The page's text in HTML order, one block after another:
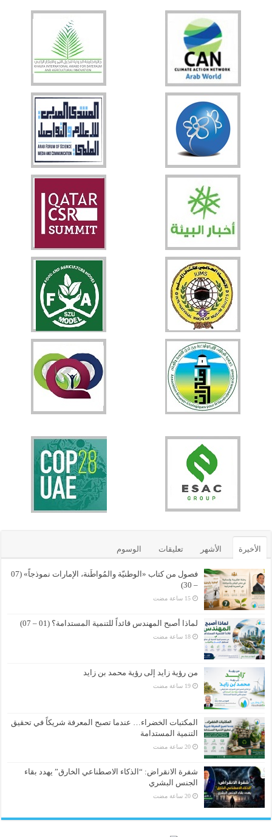
الأخيرة الأشهر تعليقات الوسوم
فصول من كتاب «الوطنيّة والمُواطَنة، الإمارات نموذجاً» (07
– 30)
لماذا أصبح المهندس قائداً للتنمية المستدامة؟ (01 – 07)
من رؤية زايد إلى رؤية محمد بن زايد
المكتبات الخضراء… عندما تصبح المعرفة شريكاً في تحقيق
التنمية المستدامة
شفرة الانقراض: “الذكاء الاصطناعي الخارق” يهدد بقاء
الجنس البشري